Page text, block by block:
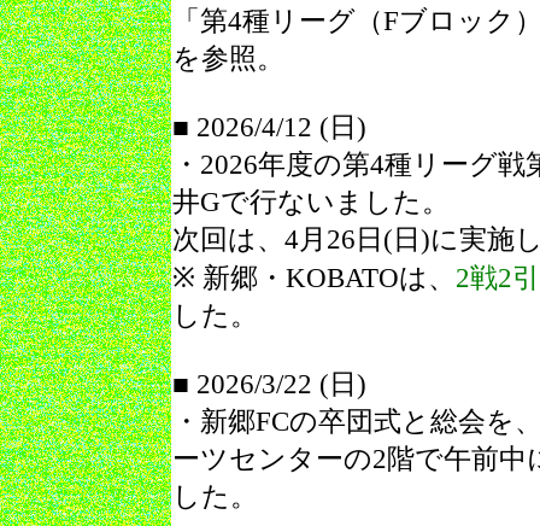
「 第4種リーグ（Fブロック
を参照。
■ 2026/4/12 (日)
・2026年度の第4種リーグ戦
井Gで行ないました。
次回は、4月26日(日)に実施
※ 新郷・KOBATOは、 2戦2
した。
■ 2026/3/22 (日)
・新郷FCの卒団式と総会を
ーツセンターの2階で午前中
した。